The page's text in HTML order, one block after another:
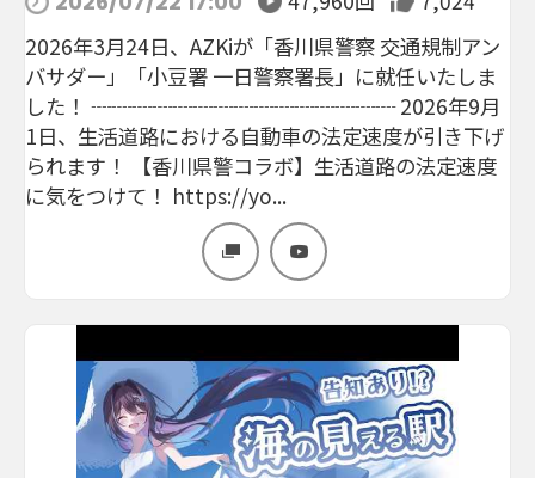
2026年3月24日、AZKiが「香川県警察 交通規制アン
バサダー」「小豆署 一日警察署長」に就任いたしま
した！ ┈┈┈┈┈┈┈┈┈┈┈┈┈┈┈ 2026年9月
1日、生活道路における自動車の法定速度が引き下げ
られます！ 【香川県警コラボ】生活道路の法定速度
に気をつけて！ https://yo...